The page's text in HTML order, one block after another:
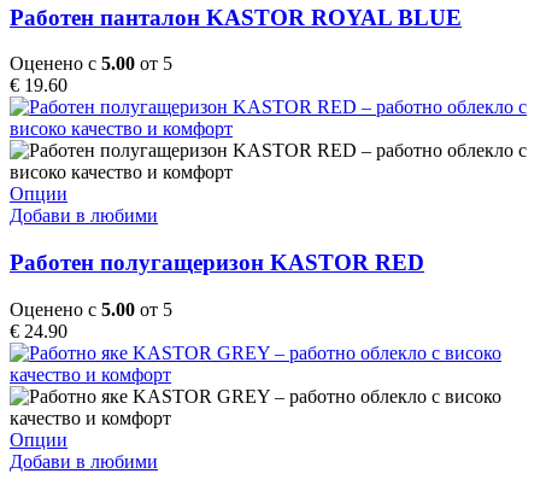
multiple
variants.
The
options
may
be
chosen
on
product
page
Работен панталон KASTOR ROYAL BLUE
Оценено с 5.00 от 5
€ 19.60
Опции
product
multiple
variants.
options
be
chosen
on
the
product
page
Добави в любими
Работен полугащеризон KASTOR RED
Оценено с 5.00 от 5
€ 24.90
Опции
product
Добави в любими